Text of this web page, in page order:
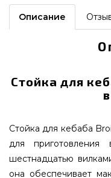
Описание
Стойка для
Стойка для кебаба
для
шестнадцатью
она обеспечивает